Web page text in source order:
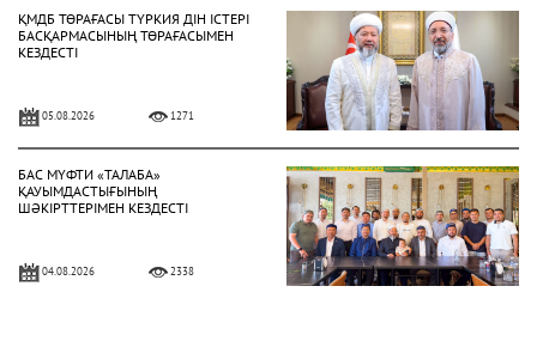
ҚМДБ ТӨРАҒАСЫ ТҮРКИЯ ДІН ІСТЕРІ
БАСҚАРМАСЫНЫҢ ТӨРАҒАСЫМЕН
КЕЗДЕСТІ
05.08.2026 1271
БАС МҮФТИ «ТАЛАБА»
ҚАУЫМДАСТЫҒЫНЫҢ
ШӘКІРТТЕРІМЕН КЕЗДЕСТІ
04.08.2026 2338